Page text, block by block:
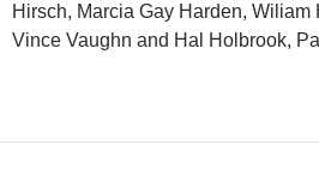
Hirsch, Marcia Gay Harden, Wiliam
Vince Vaughn and Hal Holbrook,